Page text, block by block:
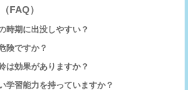
FAQ）
時期に出没しやすい？
険ですか？
は効果がありますか？
学習能力を持っていますか？